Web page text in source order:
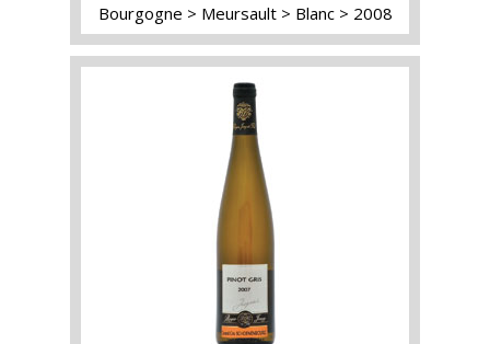
Bourgogne Meursault Blanc 2008